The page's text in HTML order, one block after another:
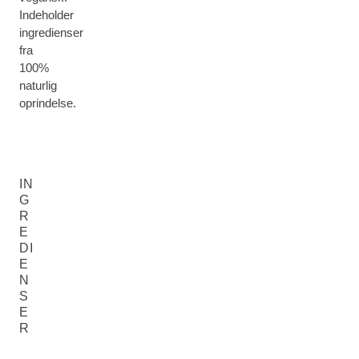
Indeholder
ingredienser
fra
100%
naturlig
oprindelse.
IN
G
R
E
DI
E
N
S
E
R